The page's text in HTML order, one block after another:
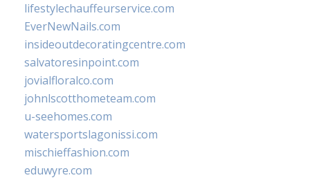
lifestylechauffeurservice.com
EverNewNails.com
insideoutdecoratingcentre.com
salvatoresinpoint.com
jovialfloralco.com
johnlscotthometeam.com
u-seehomes.com
watersportslagonissi.com
mischieffashion.com
eduwyre.com